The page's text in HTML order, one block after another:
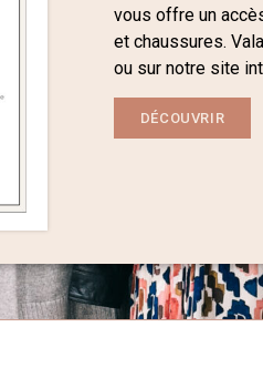
vous offre un
et chaussures.
ou sur notre site
DÉCOUVRIR